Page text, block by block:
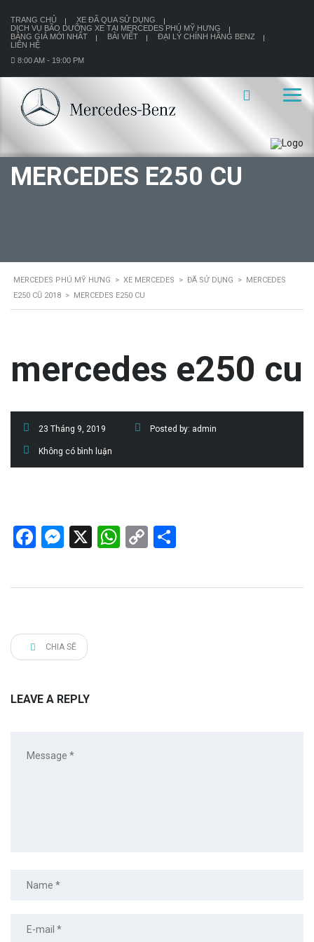
TRANG CHỦ
XE ĐÃ QUA SỬ DỤNG
DỊCH VỤ BÃO DƯỠNG XE TẠI MERCEDES PHÚ MỸ HƯNG
BẢNG GIÁ MỚI NHẤT
BÀI VIẾT
ĐẠI LÝ CHÍNH HÃNG BENZ
LIÊN HỆ
8:00 AM - 19:00 PM
MERCEDES E250 CU
MERCEDES PHÚ MỸ HƯNG > XE MERCEDES > ĐÃ SỬ DỤNG >
MERCEDES
E250 CŨ 2018 > MERCEDES E250 CU
mercedes e250 cu
23 Tháng 9, 2019 Posted by: admin
Không có bình luận
Facebook
Messenger
X WhatsApp
Copy
CHIA SẼ
LEAVE A REPLY